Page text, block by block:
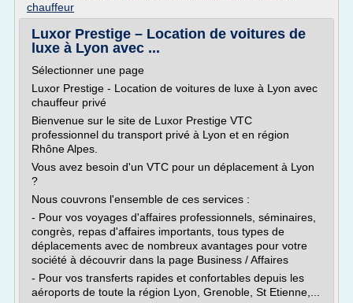
chauffeur
Luxor Prestige – Location de voitures de
luxe à Lyon avec ...
Sélectionner une page
Luxor Prestige - Location de voitures de luxe à Lyon avec
chauffeur privé
Bienvenue sur le site de Luxor Prestige VTC
professionnel du transport privé à Lyon et en région
Rhône Alpes.
Vous avez besoin d'un VTC pour un déplacement à Lyon
?
Nous couvrons l'ensemble de ces services :
- Pour vos voyages d'affaires professionnels, séminaires,
congrès, repas d'affaires importants, tous types de
déplacements avec de nombreux avantages pour votre
société à découvrir dans la page Business / Affaires
- Pour vos transferts rapides et confortables depuis les
aéroports de toute la région Lyon, Grenoble, St Etienne,...